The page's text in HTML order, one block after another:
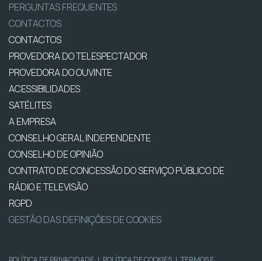
PERGUNTAS FREQUENTES
CONTACTOS
CONTACTOS
PROVEDORA DO TELESPECTADOR
PROVEDORA DO OUVINTE
ACESSIBILIDADES
SATÉLITES
A EMPRESA
CONSELHO GERAL INDEPENDENTE
CONSELHO DE OPINIÃO
CONTRATO DE CONCESSÃO DO SERVIÇO PÚBLICO DE
RÁDIO E TELEVISÃO
RGPD
GESTÃO DAS DEFINIÇÕES DE COOKIES